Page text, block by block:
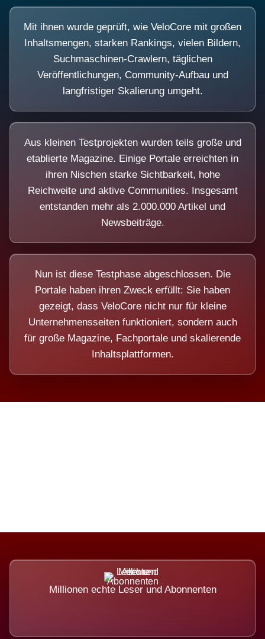
Mit ihnen wurde geprüft, wie VeloCore mit großen
Inhaltsmengen, starken Rankings, vielen Bildern,
Suchmaschinen-Crawlern, täglichen
Veröffentlichungen, Community-Aufbau und
langfristiger Skalierung umgeht.
Aus kleinen Testprojekten wurden teils große und
etablierte Magazine. Einige Portale erreichten in
ihren Nischen starke Sichtbarkeit, hohe
Reichweite und aktive Communities. Insgesamt
entstanden mehr als 2.000.000 Artikel und
Newsbeiträge.
Nun ist diese Testphase abgeschlossen. Die
Portale haben ihren Zweck erfüllt: Sie haben
gezeigt, dass VeloCore nicht nur für kleine
Unternehmensseiten funktioniert, sondern auch
für große Magazine, Fachportale und skalierende
Inhaltsplattformen.
Millionen echte Leser und Abonnenten